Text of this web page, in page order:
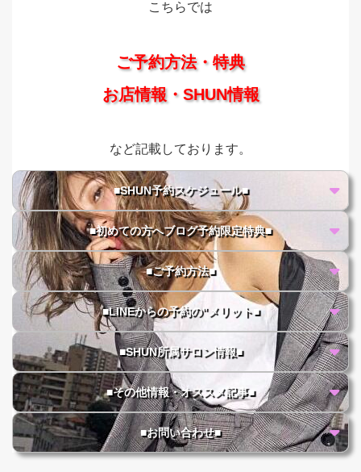
こちらでは
ご予約方法・特典
お店情報・SHUN情報
など記載しております。
■SHUN予約スケジュール■
■初めての方へブログ予約限定特典■
■ご予約方法■
■LINEからの予約の"メリット■
■SHUN所属サロン情報■
■その他情報・オススメ記事■
■お問い合わせ■